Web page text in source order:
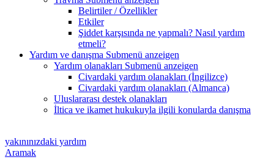
Belirtiler / Özellikler
Etkiler
Şiddet karşısında ne yapmalı? Nasıl yardım
etmeli?
Yardım ve danışma Submenü anzeigen
Yardım olanakları Submenü anzeigen
Civardaki yardım olanakları (İngilizce)
Civardaki yardım olanakları (Almanca)
Uluslararası destek olanakları
İltica ve ikamet hukukuyla ilgili konularda danışma
yakınınızdaki yardım
Aramak